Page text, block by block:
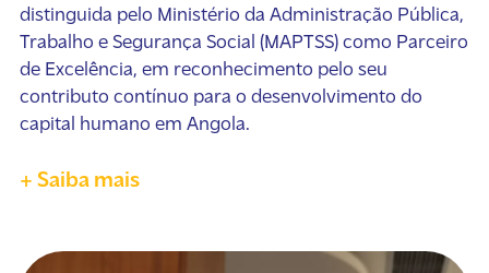
distinguida pelo Ministério da Administração Pública,
Trabalho e Segurança Social (MAPTSS) como Parceiro
de Excelência, em reconhecimento pelo seu
contributo contínuo para o desenvolvimento do
capital humano em Angola.
+ Saiba mais